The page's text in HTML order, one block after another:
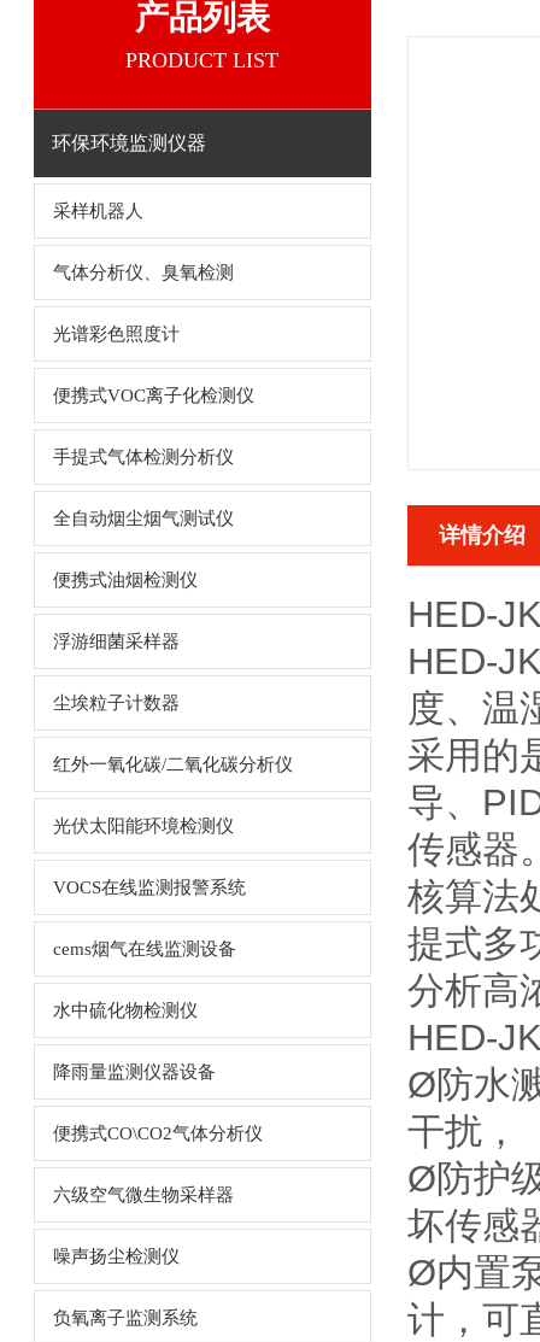
产品列表
PRODUCT LIST
环保环境监测仪器
采样机器人
气体分析仪、臭氧检测
光谱彩色照度计
便携式VOC离子化检测仪
手提式气体检测分析仪
全自动烟尘烟气测试仪
便携式油烟检测仪
浮游细菌采样器
尘埃粒子计数器
红外一氧化碳/二氧化碳分析仪
光伏太阳能环境检测仪
VOCS在线监测报警系统
cems烟气在线监测设备
水中硫化物检测仪
降雨量监测仪器设备
便携式CO\CO2气体分析仪
六级空气微生物采样器
噪声扬尘检测仪
负氧离子监测系统
详情介绍
HED-
HED-
度、温
采用的
导、
传感器
核算法
提式多
分析高
HED-
Ø防水
干扰，
Ø防护
坏传感
Ø内置
计，可